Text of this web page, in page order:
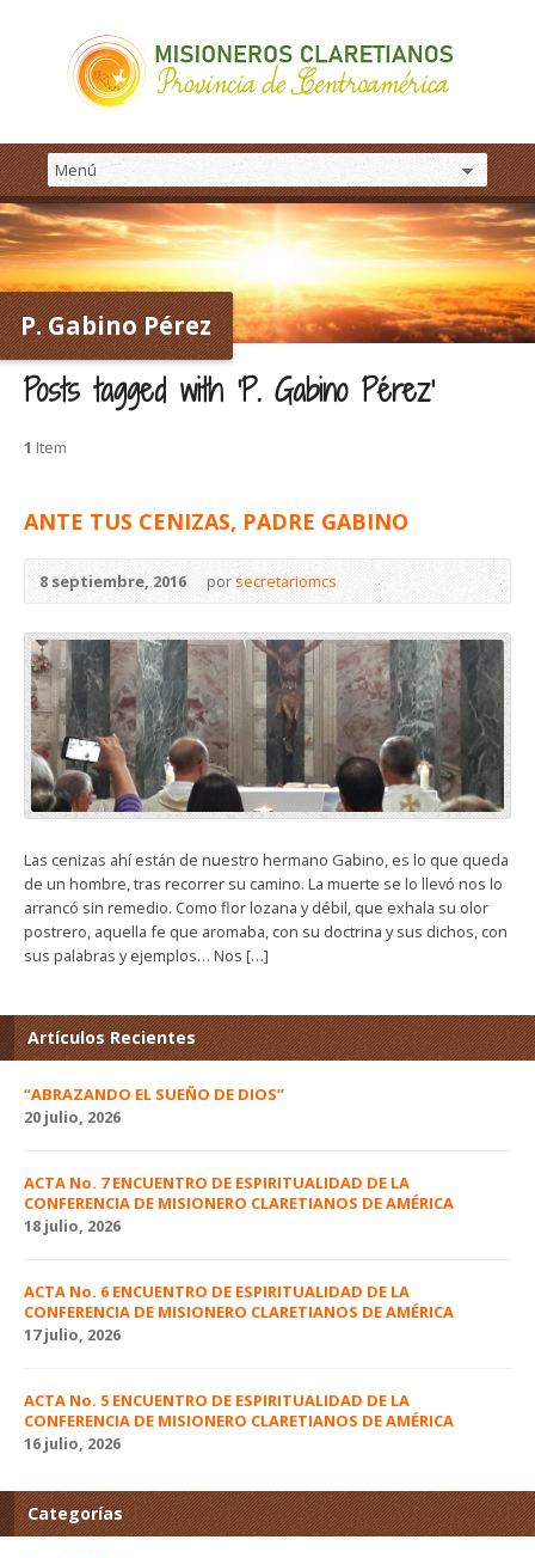
P. Gabino Pérez
Posts tagged with ‘P. Gabino Pérez’
1 Item
ANTE TUS CENIZAS, PADRE GABINO
8 septiembre, 2016 porsecretariomcs
Las cenizas ahí están de nuestro hermano Gabino, es lo que queda
de un hombre, tras recorrer su camino. La muerte se lo llevó nos lo
arrancó sin remedio. Como flor lozana y débil, que exhala su olor
postrero, aquella fe que aromaba, con su doctrina y sus dichos, con
sus palabras y ejemplos… Nos […]
Artículos Recientes
“ABRAZANDO EL SUEÑO DE DIOS”
20 julio, 2026
ACTA No. 7 ENCUENTRO DE ESPIRITUALIDAD DE LA
CONFERENCIA DE MISIONERO CLARETIANOS DE AMÉRICA
18 julio, 2026
ACTA No. 6 ENCUENTRO DE ESPIRITUALIDAD DE LA
CONFERENCIA DE MISIONERO CLARETIANOS DE AMÉRICA
17 julio, 2026
ACTA No. 5 ENCUENTRO DE ESPIRITUALIDAD DE LA
CONFERENCIA DE MISIONERO CLARETIANOS DE AMÉRICA
16 julio, 2026
Categorías